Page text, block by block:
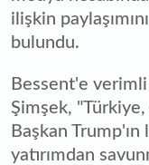
ilişkin
bulundu.
Bessent'e
Şimşek, "Türkiye,
Başkan
yatırımdan